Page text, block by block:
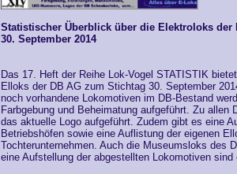
Statistischer Überblick über die Elektroloks der
30. September 2014
Das 17. Heft der Reihe Lok-Vogel STATISTIK
Elloks der DB AG zum Stichtag 30. September
noch vorhandene Lokomotiven im DB-Bestand
Farbgebung und Beheimatung aufgeführt. Zu allen
das aktuelle Logo aufgeführt. Zudem gibt es eine
Betriebshöfen sowie eine Auflistung der eigenen
Tochterunternehmen. Auch die Museumsloks des
eine Aufstellung der abgestellten Lokomotiven sind